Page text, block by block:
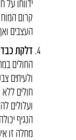
ידווחו על
קרום
העצבים
דלקת כבד
החולים
ולעיתים
חולים ללא
ועלולים
הנגיף
מחלה זו